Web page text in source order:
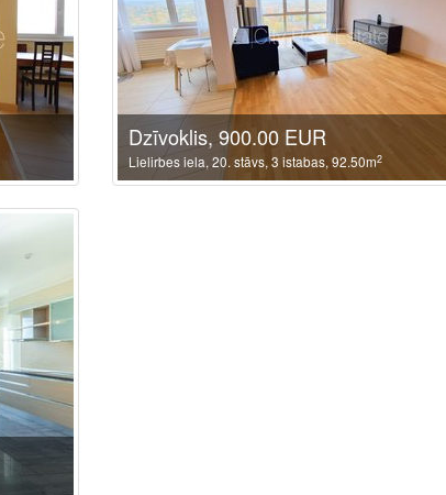
Dzīvoklis, 900.00 EUR
Lielirbes iela, 20. stāvs, 3 istabas, 92.50m2